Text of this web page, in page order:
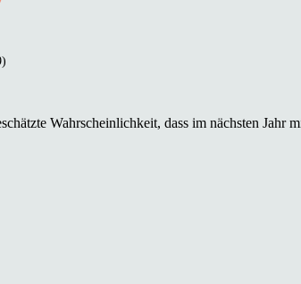
Wahrscheinlichkeit, dass im nächsten Jahr